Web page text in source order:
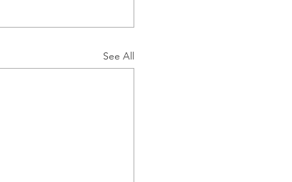
See All